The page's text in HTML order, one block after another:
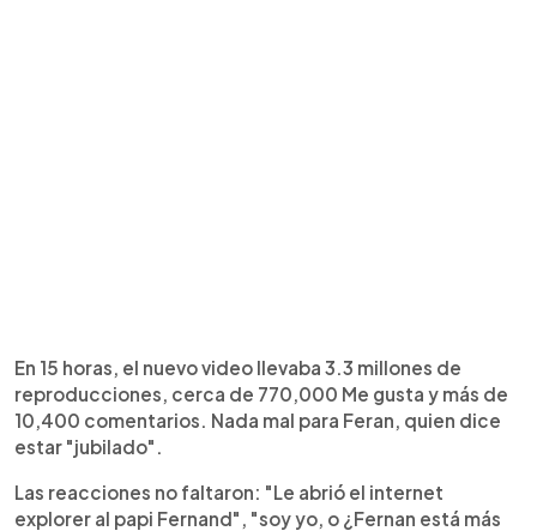
En 15 horas, el nuevo video llevaba 3.3 millones de
reproducciones, cerca de 770,000 Me gusta y más de
10,400 comentarios. Nada mal para Feran, quien dice
estar "jubilado".
Las reacciones no faltaron: "Le abrió el internet
explorer al papi Fernand", "soy yo, o ¿Fernan está más